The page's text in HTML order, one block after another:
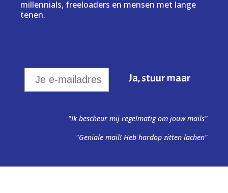
millennials, freeloaders en mensen met lange
tenen.
"Ik bescheur mij regelmatig om jouw mails"
"Geniale mail! Heb hardop zitten lachen"